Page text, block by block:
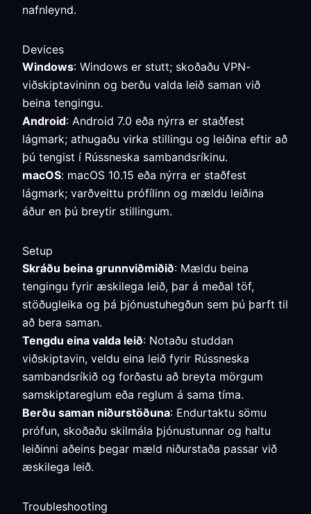
nafnleynd.
Devices
Windows: Windows er stutt; skoðaðu VPN-
viðskiptavininn og berðu valda leið saman við
beina tengingu.
Android: Android 7.0 eða nýrra er staðfest
lágmark; athugaðu virka stillingu og leiðina eftir að
þú tengist í Rússneska sambandsríkinu.
macOS: macOS 10.15 eða nýrra er staðfest
lágmark; varðveittu prófílinn og mældu leiðina
áður en þú breytir stillingum.
Setup
Skráðu beina grunnviðmiðið: Mældu beina
tengingu fyrir æskilega leið, þar á meðal töf,
stöðugleika og þá þjónustuhegðun sem þú þarft til
að bera saman.
Tengdu eina valda leið: Notaðu studdan
viðskiptavin, veldu eina leið fyrir Rússneska
sambandsríkið og forðastu að breyta mörgum
samskiptareglum eða reglum á sama tíma.
Berðu saman niðurstöðuna: Endurtaktu sömu
prófun, skoðaðu skilmála þjónustunnar og haltu
leiðinni aðeins þegar mæld niðurstaða passar við
æskilega leið.
Troubleshooting